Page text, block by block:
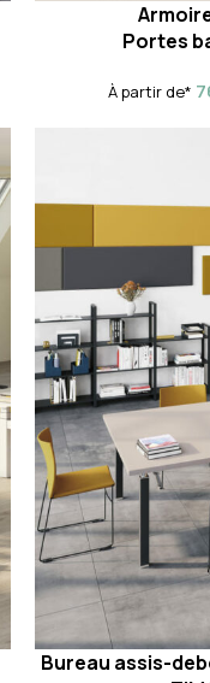
Portes
À partir de*
Bureau assis-